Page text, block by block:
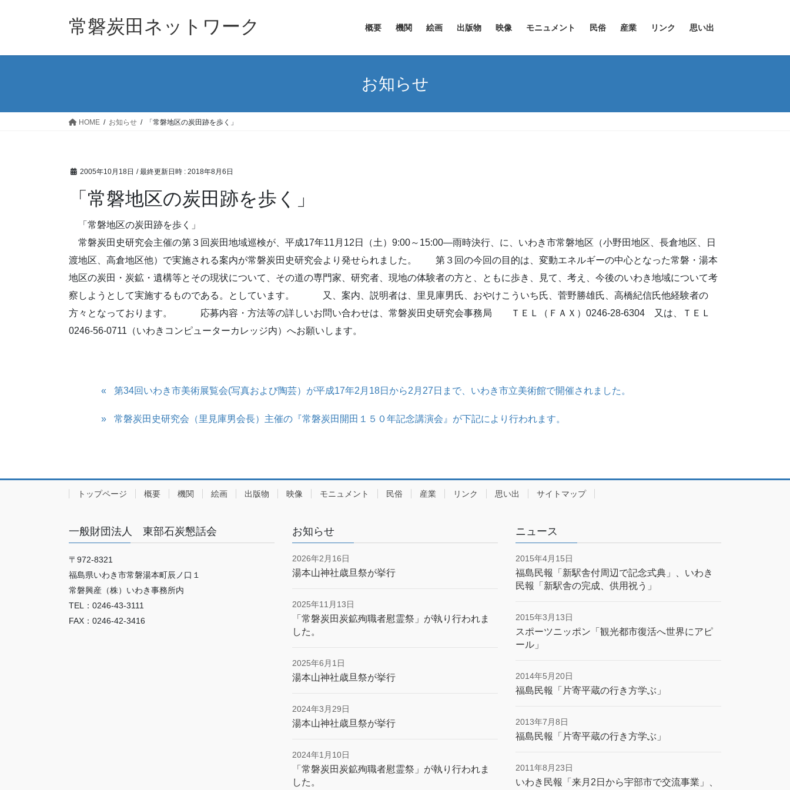
常磐炭田ネットワーク 概要 機関 絵画 出版物 映像 モニュメント 民俗 産業 リンク 思い出
お知らせ
HOME お知らせ 「常磐地区の炭田跡を歩く」
2005年10月18日 / 最終更新日時 : 2018年8月6日
「常磐地区の炭田跡を歩く」
「常磐地区の炭田跡を歩く」
常磐炭田史研究会主催の第３回炭田地域巡検が、平成17年11月12日（土）9:00～15:00—雨時決行、に、いわき市常磐地区（小野田地区、長倉地区、日
渡地区、高倉地区他）で実施される案内が常磐炭田史研究会より発せられました。 第３回の今回の目的は、変動エネルギーの中心となった常磐・湯本
地区の炭田・炭鉱・遺構等とその現状について、その道の専門家、研究者、現地の体験者の方と、ともに歩き、見て、考え、今後のいわき地域について考
察しようとして実施するものである。としています。 又、案内、説明者は、里見庫男氏、おやけこういち氏、菅野勝雄氏、高橋紀信氏他経験者の
方々となっております。 応募内容・方法等の詳しいお問い合わせは、常磐炭田史研究会事務局 ＴＥＬ（ＦＡＸ）0246-28-6304 又は、ＴＥＬ
0246-56-0711（いわきコンピューターカレッジ内）へお願いします。
第34回いわき市美術展覧会(写真および陶芸）が平成17年2月18日から2月27日まで、いわき市立美術館で開催されました。
常磐炭田史研究会（里見庫男会長）主催の『常磐炭田開田１５０年記念講演会』が下記により行われます。
トップページ 概要 機関 絵画 出版物 映像 モニュメント 民俗 産業 リンク 思い出 サイトマップ
一般財団法人 東部石炭懇話会
〒972-8321
福島県いわき市常磐湯本町辰ノ口１
常磐興産（株）いわき事務所内
TEL：0246-43-3111
FAX：0246-42-3416
お知らせ
2026年2月16日
湯本山神社歳旦祭が挙行
2025年11月13日
「常磐炭田炭鉱殉職者慰霊祭」が執り行われま
した。
2025年6月1日
湯本山神社歳旦祭が挙行
2024年3月29日
湯本山神社歳旦祭が挙行
2024年1月10日
「常磐炭田炭鉱殉職者慰霊祭」が執り行われま
した。
ニュース
2015年4月15日
福島民報「新駅舎付周辺で記念式典」、いわき
民報「新駅舎の完成、供用祝う」
2015年3月13日
スポーツニッポン「観光都市復活へ世界にアピ
ール」
2014年5月20日
福島民報「片寄平蔵の行き方学ぶ」
2013年7月8日
福島民報「片寄平蔵の行き方学ぶ」
2011年8月23日
いわき民報「来月2日から宇部市で交流事業」、